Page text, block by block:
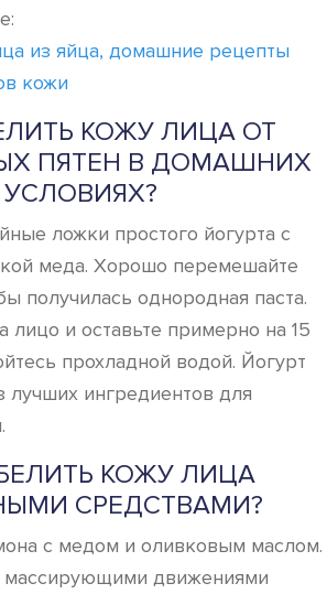
из яйца, домашние рецепты
кожи
КОЖУ ЛИЦА ОТ
ПЯТЕН В ДОМАШНИХ
УСЛОВИЯХ?
ложки простого йогурта с
меда. Хорошо перемешайте
получилась однородная паста.
лицо и оставьте примерно на 15
прохладной водой. Йогурт
лучших ингредиентов для
КОЖУ ЛИЦА
СРЕДСТВАМИ?
с медом и оливковым маслом.
массирующими движениями